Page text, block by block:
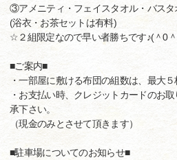
③アメニティ・フェイスタオル・バスタ
(浴衣・お茶セットは有料)
☆２組限定なので早い者勝ちです♪(＾0
■ご案内■
・一部屋に敷ける布団の組数は、最大５
・お支払い時、クレジットカードのお
承下さい。
（現金のみとさせて頂きます）
■駐車場についてのお知らせ■